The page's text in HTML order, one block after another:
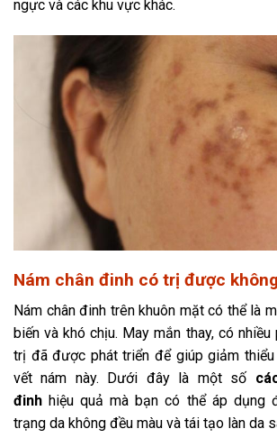
ngực và các khu vực khác.
Nám chân đinh có trị được
Nám chân đinh trên khuôn mặt có thể là
biến và khó chịu. May mắn thay, có
trị đã được phát triển để giúp giảm
vết nám này. Dưới đây là một số
đinh hiệu quả mà bạn có thể áp dụng
trạng da không đều màu và tái tạo làn da